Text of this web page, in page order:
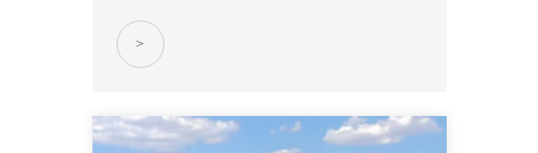
同比增长20%，占华北油田原油日产量3
成，SEC储采比稳健向好，实现量效齐
产能的储量、建有产量的产能、拿有效益
>